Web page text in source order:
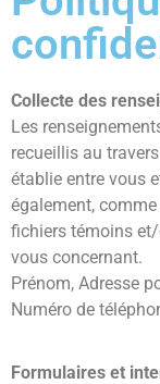
Collecte des
Les
recueillis au
établie entre vous
également,
fichiers témoins
vous concernant.
Prénom, Adresse
Numéro de
Formulaires et